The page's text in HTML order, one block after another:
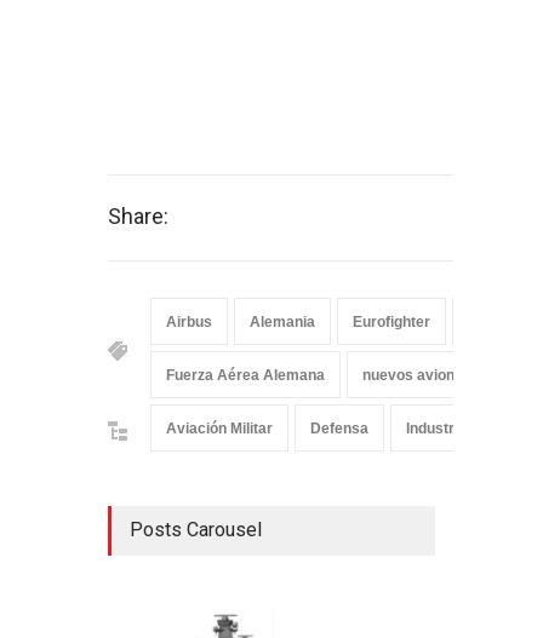
Share:
Airbus Alemania Eurofighter
Fuerza Aérea Alemana nuevos aviones
Aviación Militar Defensa Industria
Posts Carousel